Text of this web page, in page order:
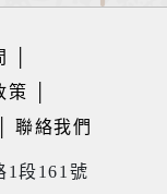
策
聯絡我們
1段161號